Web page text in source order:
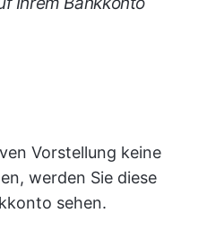
Vorstellung keine
werden Sie diese
sehen.